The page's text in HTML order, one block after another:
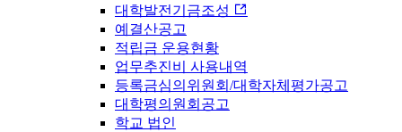
대학발전기금조성
예결산공고
적립금 운용현황
업무추진비 사용내역
등록금심의위원회/대학자체평가공고
대학평의원회공고
학교 법인